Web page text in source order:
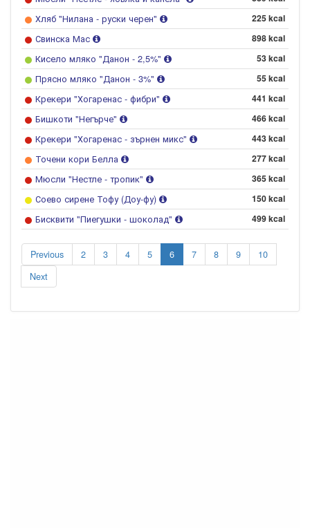
Хляб "Нилана - руски черен" 225 kcal
Свинска Мас 898 kcal
Кисело мляко "Данон - 2,5%" 53 kcal
Прясно мляко "Данон - 3%" 55 kcal
Крекери "Хогаренас - фибри" 441 kcal
Бишкоти "Негърче" 466 kcal
Крекери "Хогаренас - зърнен микс" 443 kcal
Точени кори Белла 277 kcal
Мюсли "Нестле - тропик" 365 kcal
Соево сирене Тофу (Доу-фу) 150 kcal
Бисквити "Пиегушки - шоколад" 499 kcal
Previous 2 3 4 5 6 7 8 9
10
Next